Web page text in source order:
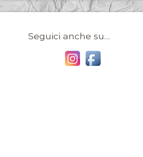
Seguici anche su…